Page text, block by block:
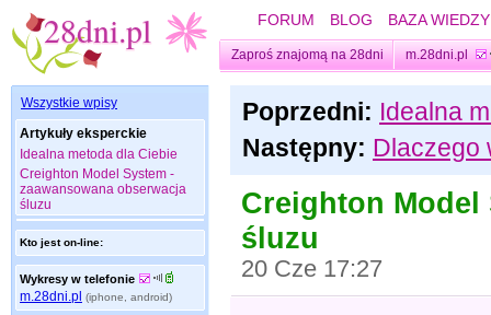
FORUM BLOG BAZA WIEDZY
Zaproś znajomą na 28dni m.28dni.pl
Wszystkie wpisy
Artykuły eksperckie
Idealna metoda dla Ciebie
Creighton Model System -
zaawansowana obserwacja
śluzu
Kto jest on-line:
Wykresy w telefonie
m.28dni.pl (iphone, android)
Poprzedni: Idealna
Następny: Dlaczego
Creighton Model
śluzu
20 Cze 17:27